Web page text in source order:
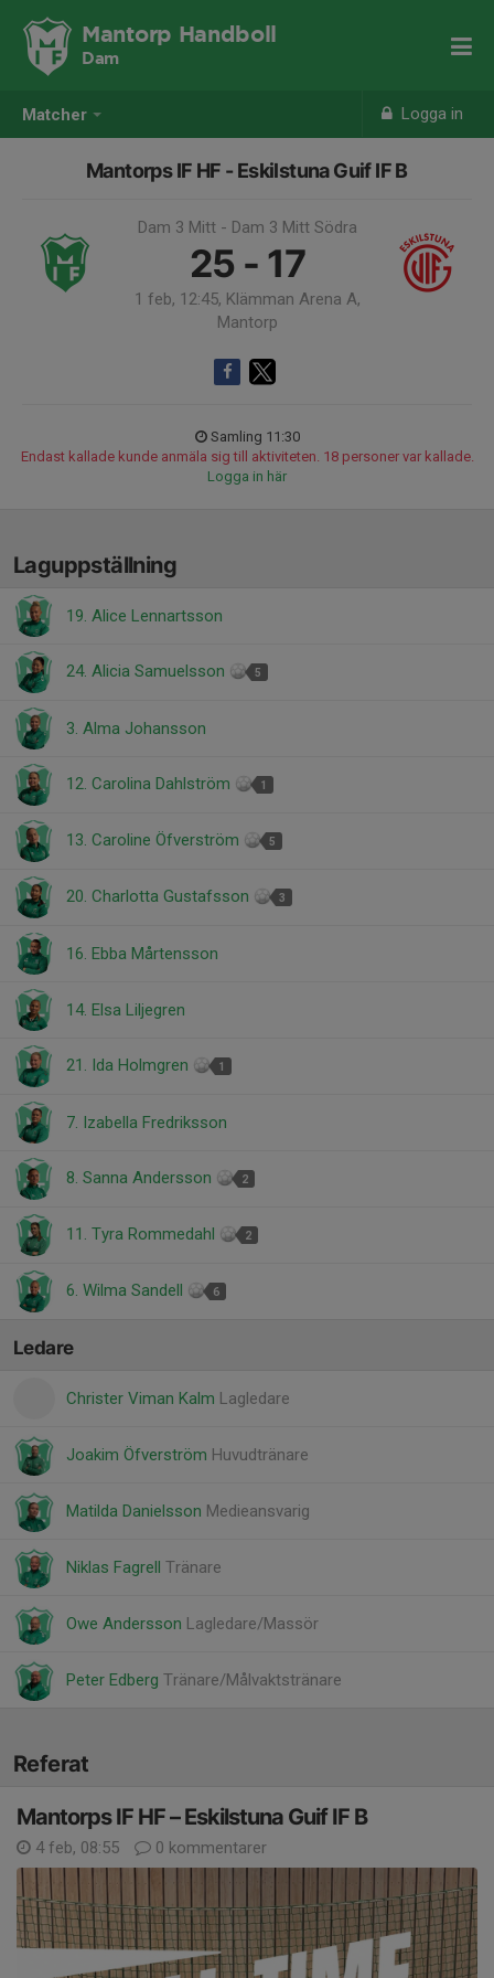
Matcher Logga in
Mantorp Handboll
Dam
Mantorps IF HF - Eskilstuna Guif IF B
Dam 3 Mitt - Dam 3 Mitt Södra
25 - 17
1 feb, 12:45, Klämman Arena A,
Mantorp
Samling 11:30
Endast kallade kunde anmäla sig till aktiviteten. 18 personer var kallade.
Logga in här
Laguppställning
19. Alice Lennartsson
24. Alicia Samuelsson 5
3. Alma Johansson
12. Carolina Dahlström 1
13. Caroline Öfverström 5
20. Charlotta Gustafsson 3
16. Ebba Mårtensson
14. Elsa Liljegren
21. Ida Holmgren 1
7. Izabella Fredriksson
8. Sanna Andersson 2
11. Tyra Rommedahl 2
6. Wilma Sandell 6
Ledare
Christer Viman Kalm Lagledare
Joakim Öfverström Huvudtränare
Matilda Danielsson Medieansvarig
Niklas Fagrell Tränare
Owe Andersson Lagledare/Massör
Peter Edberg Tränare/Målvaktstränare
Referat
Mantorps IF HF – Eskilstuna Guif IF B
4 feb, 08:55 0 kommentarer